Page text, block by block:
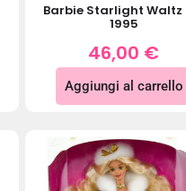
Barbie Starlight Waltz
1995
46,00 €
Aggiungi al carrello